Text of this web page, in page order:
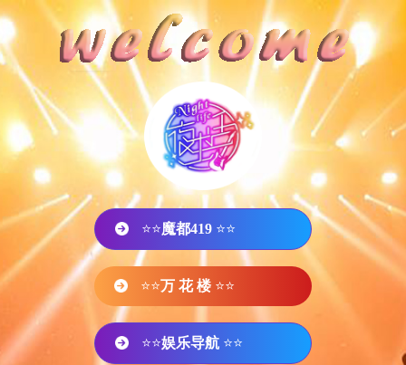
⭐⭐魔都419 ⭐⭐
⭐⭐万 花 楼 ⭐⭐
⭐⭐娱乐导航 ⭐⭐